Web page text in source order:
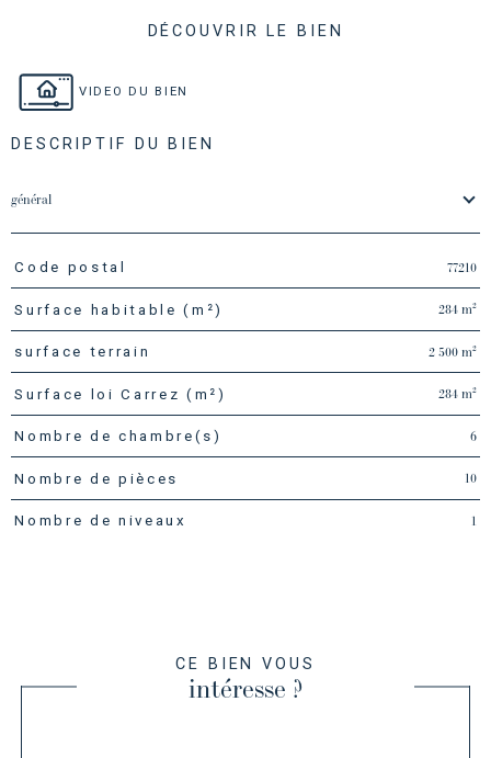
DÉCOUVRIR LE BIEN
VIDEO DU BIEN
DESCRIPTIF DU BIEN
général
TRAD_PAMPERO_Caracteristique
Code postal 77210
Surface habitable (m²) 284 m²
surface terrain 2 500 m²
Surface loi Carrez (m²) 284 m²
Nombre de chambre(s) 6
Nombre de pièces 10
Nombre de niveaux 1
CE BIEN VOUS
intéresse ?